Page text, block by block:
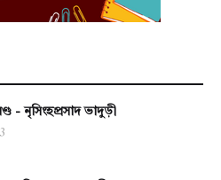
- নৃসিংহপ্রসাদ ভাদুড়ী